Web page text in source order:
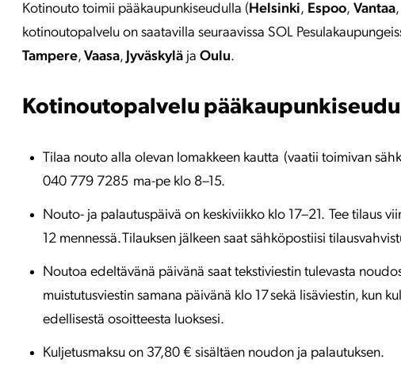
Kotinouto toimii pääkaupunkiseudulla (Helsinki, Espoo, Vantaa,
kotinoutopalvelu on saatavilla seuraavissa SOL
Tampere, Vaasa, Jyväskylä ja Oulu.
Kotinoutopalvelu
Tilaa nouto alla olevan lomakkeen kautta (vaatii toimivan
040 779 7285 ma-pe klo 8–15.
Nouto- ja palautuspäivä on keskiviikko klo 17–21. Tee tilaus
12 mennessä. Tilauksen jälkeen saat sähköpostiisi
Noutoa edeltävänä päivänä saat tekstiviestin tulevasta
muistutusviestin samana päivänä klo 17 sekä lisäviestin, kun
edellisestä osoitteesta luoksesi.
Kuljetusmaksu on 37,80 € sisältäen noudon ja palautuksen.